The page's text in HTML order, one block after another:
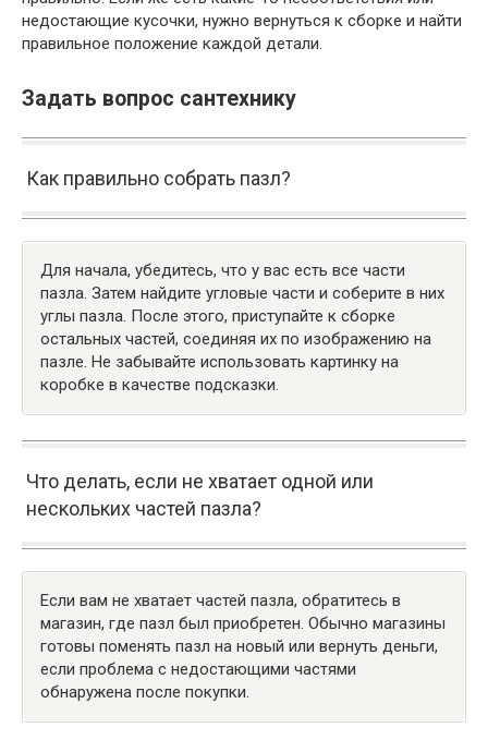
недостающие кусочки, нужно вернуться к сборке и найти
правильное положение каждой детали.
Задать вопрос сантехнику
Как правильно собрать пазл?
Для начала, убедитесь, что у вас есть все части
пазла. Затем найдите угловые части и соберите в них
углы пазла. После этого, приступайте к сборке
остальных частей, соединяя их по изображению на
пазле. Не забывайте использовать картинку на
коробке в качестве подсказки.
Что делать, если не хватает одной или
нескольких частей пазла?
Если вам не хватает частей пазла, обратитесь в
магазин, где пазл был приобретен. Обычно магазины
готовы поменять пазл на новый или вернуть деньги,
если проблема с недостающими частями
обнаружена после покупки.